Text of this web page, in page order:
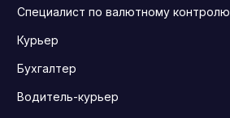
Специалист по валютному контролю
Курьер
Бухгалтер
Водитель-курьер